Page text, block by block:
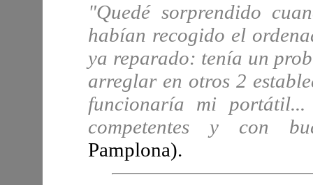
"Quedé sorprendido
habían recogido el
ya reparado: tenía un
arreglar en otros 2
funcionaría mi
competentes y con
Pamplona).